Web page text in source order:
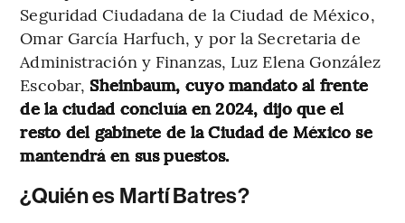
Seguridad Ciudadana de la Ciudad de México,
Omar García Harfuch, y por la Secretaria de
Administración y Finanzas, Luz Elena González
Escobar, Sheinbaum, cuyo mandato al frente
de la ciudad concluía en 2024, dijo que el
resto del gabinete de la Ciudad de México se
mantendrá en sus puestos.
¿Quién es Martí Batres?